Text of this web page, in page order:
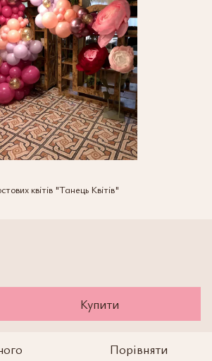
квітів "Танець Квітів"
Купити
Порівняти